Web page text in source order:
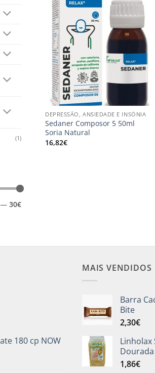
(1)
— 30€
Adicionar
aos
desejos
DEPRESSÃO, ANSIEDADE E INSÓNIA
Sedaner Composor 5 50ml
Soria Natural
16,82€
180 cp NOW
MAIS VENDIDOS
Barra
Bite
2,30€
Linholax
1,86€